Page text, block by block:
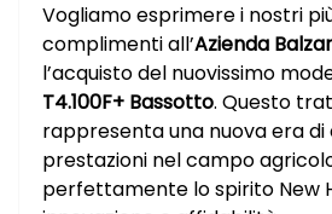
Vogliamo esprimere i nostri
complimenti all’Azienda
l’acquisto del nuovissimo
T4.100F+ Bassotto. Questo
rappresenta una nuova era di
prestazioni nel campo
perfettamente lo spirito New